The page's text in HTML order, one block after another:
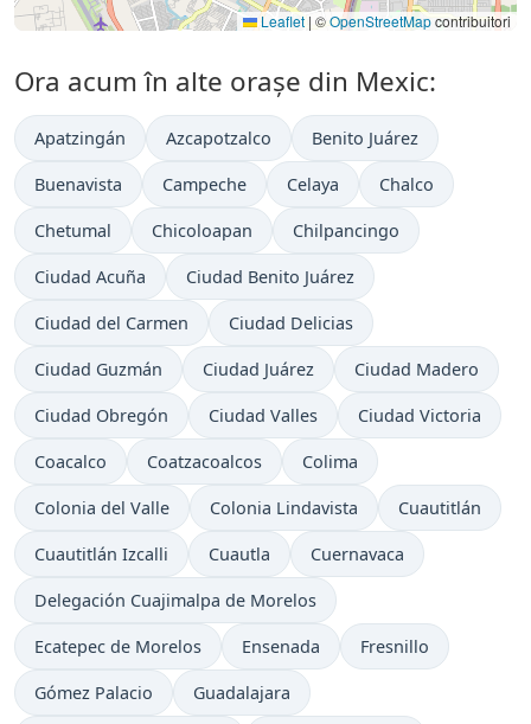
Leaflet | ©OpenStreetMapcontribuitori
Ora acum în alte orașe din Mexic:
Apatzingán Azcapotzalco Benito Juárez
Buenavista Campeche Celaya Chalco
Chetumal Chicoloapan Chilpancingo
Ciudad Acuña Ciudad Benito Juárez
Ciudad del Carmen Ciudad Delicias
Ciudad Guzmán Ciudad Juárez Ciudad Madero
Ciudad Obregón Ciudad Valles Ciudad Victoria
Coacalco Coatzacoalcos Colima
Colonia del Valle Colonia Lindavista Cuautitlán
Cuautitlán Izcalli Cuautla Cuernavaca
Delegación Cuajimalpa de Morelos
Ecatepec de Morelos Ensenada Fresnillo
Gómez Palacio Guadalajara